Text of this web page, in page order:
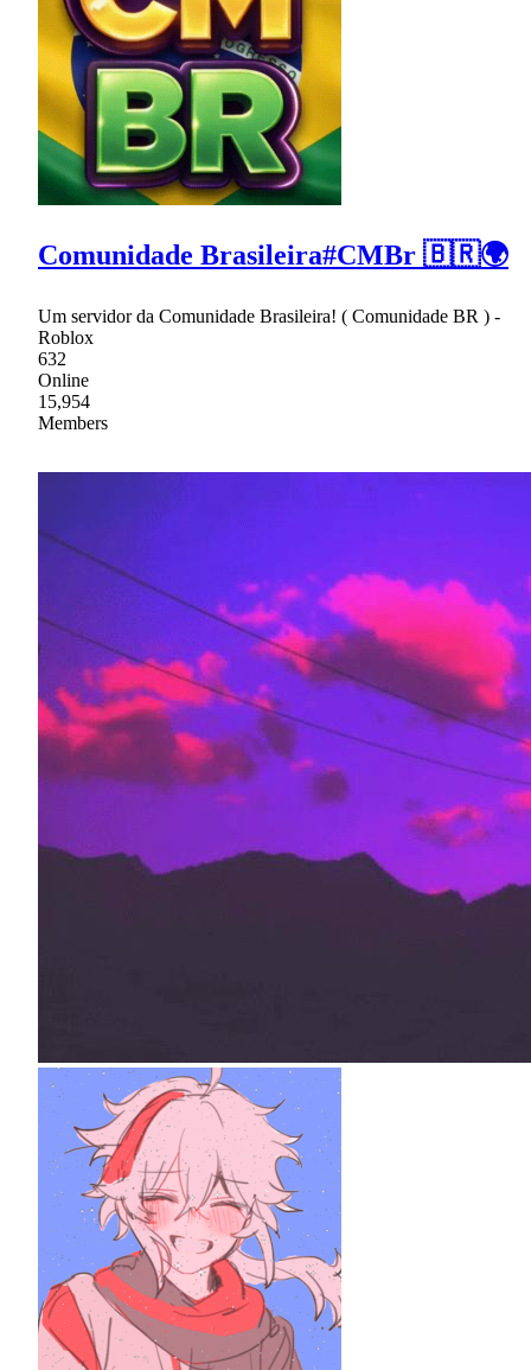
Comunidade Brasileira#CMBr 🇧🇷🌍
Um servidor da Comunidade Brasileira! ( Comunidade BR ) -
Roblox
632
Online
15,954
Members